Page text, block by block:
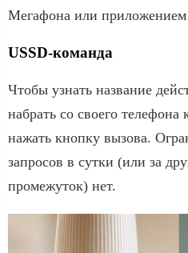
Мегафона или приложением
USSD-команда
Чтобы узнать название
набрать со своего
нажать кнопку вызова.
запросов в сутки (или за
промежуток) нет.